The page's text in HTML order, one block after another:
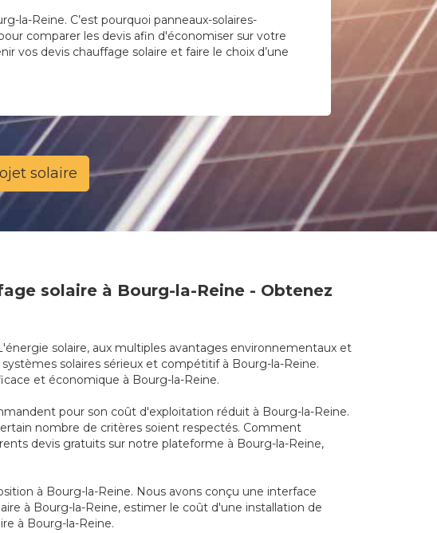
la-Reine. C’est pourquoi panneaux-solaires-
comparer les devis afin d'économiser sur votre
vos devis chauffage solaire et faire le choix d’une
solaire
solaire à Bourg-la-Reine - Obtenez
solaire, aux multiples avantages environnementaux et
solaires sérieux et compétitif à Bourg-la-Reine.
et économique à Bourg-la-Reine.
pour son coût d'exploitation réduit à Bourg-la-Reine.
nombre de critères soient respectés. Comment
devis gratuits sur notre plateforme à Bourg-la-Reine,
à Bourg-la-Reine. Nous avons conçu une interface
à Bourg-la-Reine, estimer le coût d'une installation de
à Bourg-la-Reine.